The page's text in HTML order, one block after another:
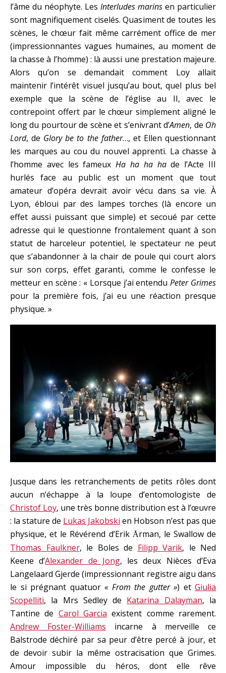
l’âme du néophyte. Les Interludes marins en particulier
sont magnifiquement ciselés. Quasiment de toutes les
scènes, le chœur fait même carrément office de mer
(impressionnantes vagues humaines, au moment de
la chasse à l’homme) : là aussi une prestation majeure.
Alors qu’on se demandait comment Loy allait
maintenir l’intérêt visuel jusqu’au bout, quel plus bel
exemple que la scène de l’église au II, avec le
contrepoint offert par le chœur simplement aligné le
long du pourtour de scène et s’enivrant d’Amen, de Oh
Lord, de Glory be to the father…, et Ellen questionnant
les marques au cou du nouvel apprenti. La chasse à
l’homme avec les fameuxHa ha ha hade l’Acte III
hurlés face au public est un moment que tout
amateur d’opéra devrait avoir vécu dans sa vie. À
Lyon, ébloui par des lampes torches (là encore un
effet aussi puissant que simple) et secoué par cette
adresse qui le questionne frontalement quant à son
statut de harceleur potentiel, le spectateur ne peut
que s’abandonner à la chair de poule qui court alors
sur son corps, effet garanti, comme le confesse le
metteur en scène : « Lorsque j’ai entenduPeter Grimes
pour la première fois, j’ai eu une réaction presque
physique. »
Jusque dans les retranchements de petits rôles dont
aucun n’échappe à la loupe d’entomologiste de
Christof Loy, une très bonne distribution est à l’œuvre
: la stature de Lukas Jakobski en Hobson n’est pas que
physique, et le Révérend d’Erik Årman, le Swallow de
Thomas Faulkner, le Boles de Filipp Varik, le Ned
Keene d’Alexander de Jong, les deux Nièces d’Eva
Langelaard Gjerde (impressionnant registre aigu dans
le si prégnant quatuor « From the gutter ») et Giulia
Scopelliti, la Mrs Sedley de Katarina Dalayman, la
Tantine de Carol Garcia existent comme rarement.
Andrew Foster-Williams incarne à merveille ce
Balstrode déchiré par sa peur d’être percé à jour, et
de devoir subir la même ostracisation que Grimes.
Amour impossible du héros, dont elle rêve